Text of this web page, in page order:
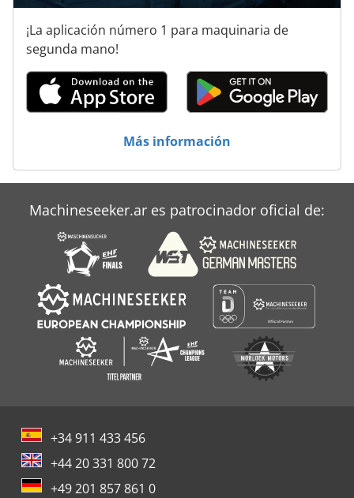
¡La aplicación número 1 para maquinaria de
segunda mano!
Más información
Machineseeker.ar es patrocinador oficial de:
+34 911 433 456
+44 20 331 800 72
+49 201 857 861 0